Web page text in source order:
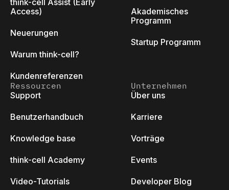
think-cell Assist (Early
Access)
Neuerungen
Warum think-cell?
Kundenreferenzen
Akademisches
Programm
Startup Programm
Ressourcen
Support
Benutzerhandbuch
Knowledge base
think-cell Academy
Video-Tutorials
Unternehmen
Über uns
Karriere
Vorträge
Events
Developer Blog